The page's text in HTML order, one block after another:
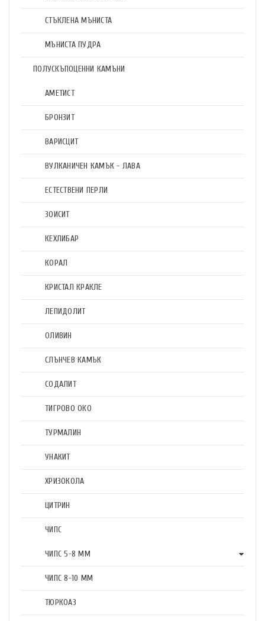
СТЪКЛЕНА МЪНИСТА
МЪНИСТА ПУДРА
ПОЛУСКЪПОЦЕННИ КАМЪНИ
АМЕТИСТ
БРОНЗИТ
ВАРИСЦИТ
ВУЛКАНИЧЕН КАМЪК - ЛАВА
ЕСТЕСТВЕНИ ПЕРЛИ
ЗОИСИТ
КЕХЛИБАР
КОРАЛ
КРИСТАЛ КРАКЛЕ
ЛЕПИДОЛИТ
ОЛИВИН
СЛЪНЧЕВ КАМЪК
СОДАЛИТ
ТИГРОВО ОКО
ТУРМАЛИН
УНАКИТ
ХРИЗОКОЛА
ЦИТРИН
ЧИПС
ЧИПС 5-8 ММ
ЧИПС 8-10 ММ
ТЮРКОАЗ